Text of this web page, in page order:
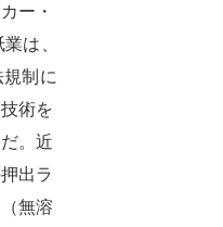
ー・
は、
制に
術を
。近
出ラ
無溶